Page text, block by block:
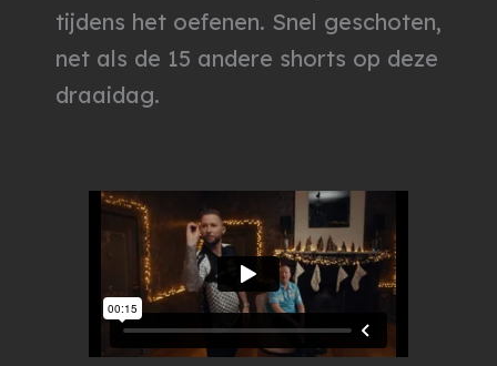
tijdens het oefenen. Snel geschoten,
net als de 15 andere shorts op deze
draaidag.